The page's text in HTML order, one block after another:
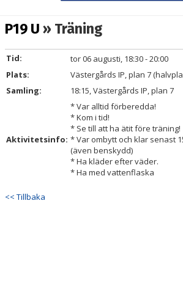
DOKUMENT
P19 U » Träning
Tid:
tor 06 augusti, 18:30 - 20:00
Plats:
Västergårds IP, plan 7
Samling:
18:15, Västergårds IP, plan 7
Aktivitetsinfo:
* Var alltid förberedda!
* Kom i tid!
* Se till att ha ätit före träning!
* Var ombytt och klar senast
(även benskydd)
* Ha kläder efter väder.
* Ha med vattenflaska
<< Tillbaka